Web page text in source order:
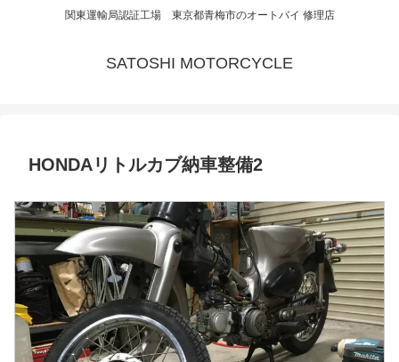
関東運輸局認証工場 東京都青梅市のオートバイ 修理店
SATOSHI MOTORCYCLE
HONDAリトルカブ納車整備2